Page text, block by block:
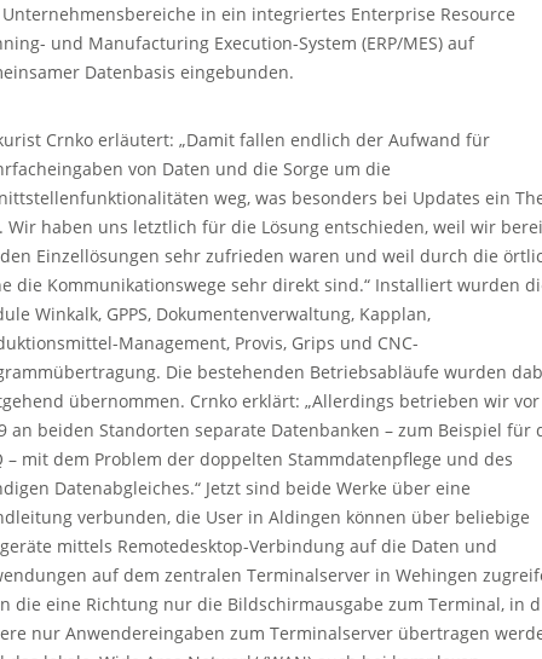
in ein integriertes Enterprise Resource
und Manufacturing Execution-System (ERP/MES) auf
Datenbasis eingebunden.
Crnko erläutert: „Damit fallen endlich der Aufwand für
von Daten und die Sorge um die
weg, was besonders bei Updates ein
Wir haben uns letztlich für die Lösung entschieden, weil wir
Einzellösungen sehr zufrieden waren und weil durch die
die Kommunikationswege sehr direkt sind.“ Installiert wurden
Winkalk, GPPS, Dokumentenverwaltung, Kapplan,
Management, Provis, Grips und CNC-
Die bestehenden Betriebsabläufe wurden
übernommen. Crnko erklärt: „Allerdings betrieben wir vor
an beiden Standorten separate Datenbanken – zum Beispiel für
– mit dem Problem der doppelten Stammdatenpflege und des
Datenabgleiches.“ Jetzt sind beide Werke über eine
verbunden, die User in Aldingen können über beliebige
mittels Remotedesktop-Verbindung auf die Daten und
auf dem zentralen Terminalserver in Wehingen
die eine Richtung nur die Bildschirmausgabe zum Terminal, in
nur Anwendereingaben zum Terminalserver übertragen